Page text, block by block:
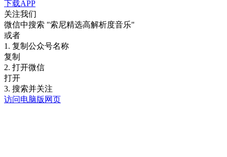
下载APP
关注我们
微信中搜索 "索尼精选高解析度音乐"
或者
1. 复制公众号名称
复制
2. 打开微信
打开
3. 搜索并关注
访问电脑版网页